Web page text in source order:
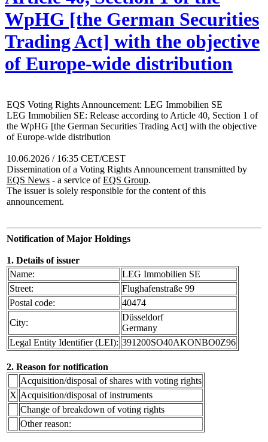
WpHG [the German Securities
Trading Act] with the objective
of Europe-wide distribution
EQS Voting Rights Announcement: LEG Immobilien SE
LEG Immobilien SE: Release according to Article 40, Section 1 of
the WpHG [the German Securities Trading Act] with the objective
of Europe-wide distribution
10.06.2026 / 16:35 CET/CEST
Dissemination of a Voting Rights Announcement transmitted by
EQS News - a service ofEQS Group.
The issuer is solely responsible for the content of this
announcement.
Notification of Major Holdings
1. Details of issuer
Name:
LEG Immobilien SE
Street:
Flughafenstraße 99
Postal code:
40474
City:
Düsseldorf
Germany
Legal Entity Identifier (LEI): 391200SO40AKONBO0Z96
2. Reason for notification
Acquisition/disposal of shares with voting rights
X Acquisition/disposal of instruments
Change of breakdown of voting rights
Other reason: